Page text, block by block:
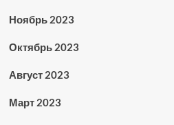
Ноябрь 2023
Октябрь 2023
Август 2023
Март 2023